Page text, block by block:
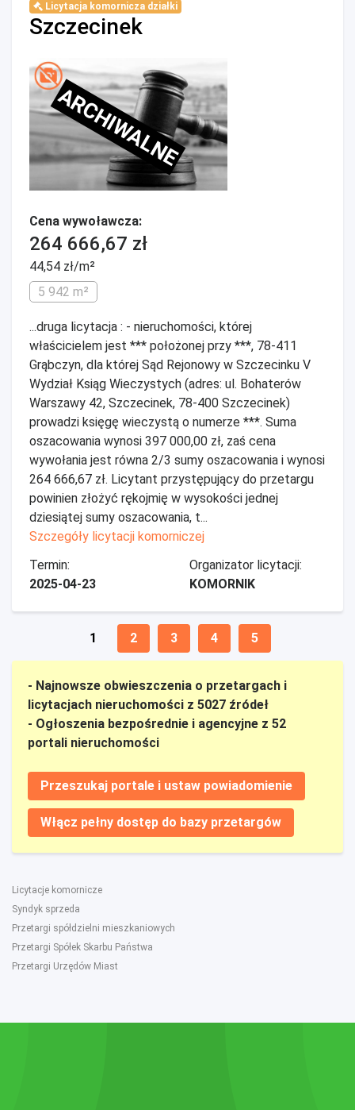
Licytacja komornicza działki
Szczecinek
ARCHIWALNE
Cena wywoławcza:
264 666,67 zł
44,54 zł/m²
5 942 m²
...druga licytacja : - nieruchomości, której
właścicielem jest *** położonej przy ***, 78-411
Grąbczyn, dla której Sąd Rejonowy w Szczecinku V
Wydział Ksiąg Wieczystych (adres: ul. Bohaterów
Warszawy 42, Szczecinek, 78-400 Szczecinek)
prowadzi księgę wieczystą o numerze ***. Suma
oszacowania wynosi 397 000,00 zł, zaś cena
wywołania jest równa 2/3 sumy oszacowania i wynosi
264 666,67 zł. Licytant przystępujący do przetargu
powinien złożyć rękojmię w wysokości jednej
dziesiątej sumy oszacowania, t...
Szczegóły licytacji komorniczej
Termin:
2025-04-23
Organizator licytacji:
KOMORNIK
1 2 3 4 5
- Najnowsze obwieszczenia o przetargach i
licytacjach nieruchomości z 5027 źródeł
- Ogłoszenia bezpośrednie i agencyjne z 52
portali nieruchomości
Przeszukaj portale i ustaw powiadomienie
Włącz pełny dostęp do bazy przetargów
Licytacje komornicze
Syndyk sprzeda
Przetargi spółdzielni mieszkaniowych
Przetargi Spółek Skarbu Państwa
Przetargi Urzędów Miast